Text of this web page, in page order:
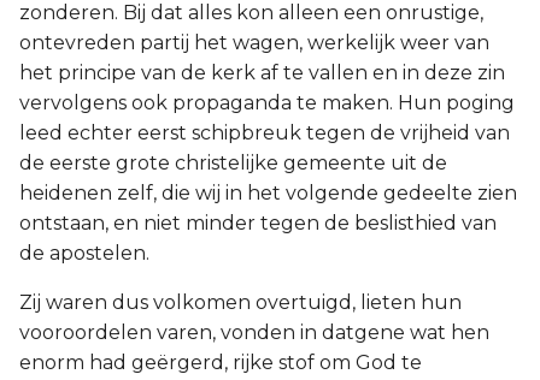
zonderen. Bij dat alles kon alleen een onrustige,
ontevreden partij het wagen, werkelijk weer van
het principe van de kerk af te vallen en in deze zin
vervolgens ook propaganda te maken. Hun poging
leed echter eerst schipbreuk tegen de vrijheid van
de eerste grote christelijke gemeente uit de
heidenen zelf, die wij in het volgende gedeelte zien
ontstaan, en niet minder tegen de beslisthied van
de apostelen.
Zij waren dus volkomen overtuigd, lieten hun
vooroordelen varen, vonden in datgene wat hen
enorm had geërgerd, rijke stof om God te